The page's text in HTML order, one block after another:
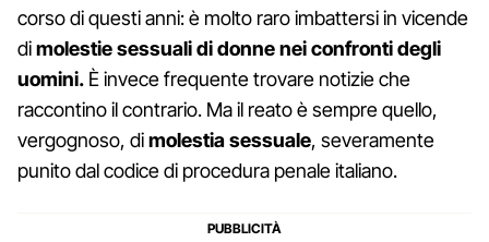
corso di questi anni: è molto raro imbattersi in vicende
dimolestie sessuali di donne nei confronti degli
uomini. È invece frequente trovare notizie che
raccontino il contrario. Ma il reato è sempre quello,
vergognoso, dimolestia sessuale, severamente
punito dal codice di procedura penale italiano.